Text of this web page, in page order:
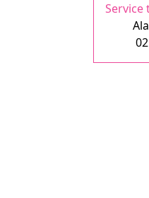
Service